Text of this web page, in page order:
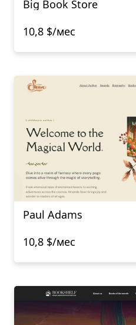
Big Book Store
10,8 $/мес
Paul Adams
10,8 $/мес